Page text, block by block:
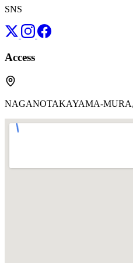
SNS
Access
NAGANOTAKAYAMA-